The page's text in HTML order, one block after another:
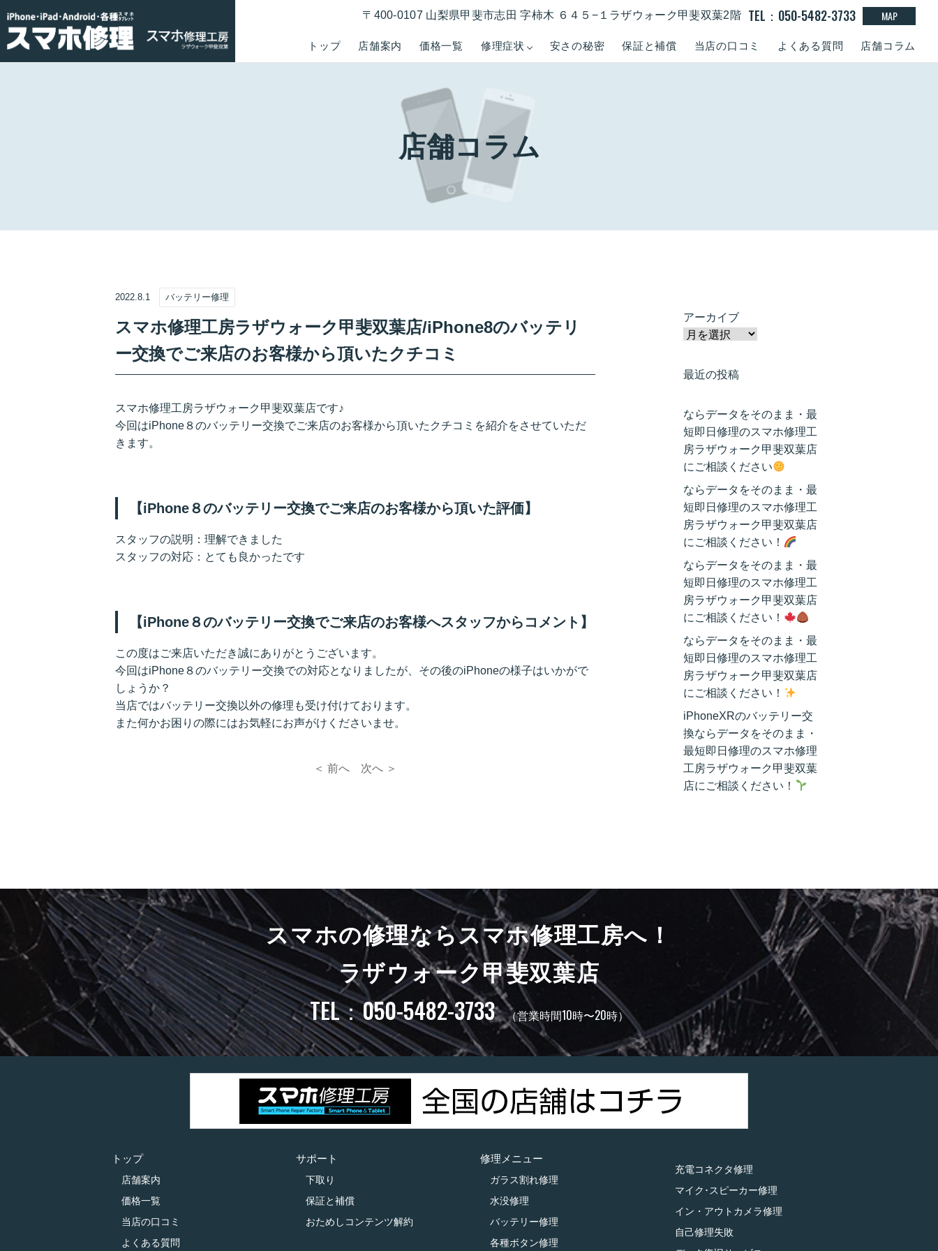
トップ 店舗案内 価格一覧 修理症状 安さの秘密 保証と補償 当店の口コミ よくある質問 店舗コラム
〒400-0107 山梨県甲斐市志田 字柿木 ６４５−１ラザウォーク甲斐双葉2階 TEL：050-5482-3733 MAP
店舗コラム
2022.8.1 バッテリー修理
スマホ修理工房ラザウォーク甲斐双葉店/iPhone8のバッテリ
ー交換でご来店のお客様から頂いたクチコミ
スマホ修理工房ラザウォーク甲斐双葉店です♪
今回はiPhone８のバッテリー交換でご来店のお客様から頂いたクチコミを紹介をさせていただ
きます。
【iPhone８のバッテリー交換でご来店のお客様から頂いた評価】
スタッフの説明：理解できました
スタッフの対応：とても良かったです
【iPhone８のバッテリー交換でご来店のお客様へスタッフからコメント】
この度はご来店いただき誠にありがとうございます。
今回はiPhone８のバッテリー交換での対応となりましたが、その後のiPhoneの様子はいかがで
しょうか？
当店ではバッテリー交換以外の修理も受け付けております。
また何かお困りの際にはお気軽にお声がけくださいませ。
＜ 前へ 次へ ＞
アーカイブ
最近の投稿
ならデータをそのまま・最
短即日修理のスマホ修理工
房ラザウォーク甲斐双葉店
にご相談ください
ならデータをそのまま・最
短即日修理のスマホ修理工
房ラザウォーク甲斐双葉店
にご相談ください！
ならデータをそのまま・最
短即日修理のスマホ修理工
房ラザウォーク甲斐双葉店
にご相談ください！
ならデータをそのまま・最
短即日修理のスマホ修理工
房ラザウォーク甲斐双葉店
にご相談ください！
iPhoneXRのバッテリー交
換ならデータをそのまま・
最短即日修理のスマホ修理
工房ラザウォーク甲斐双葉
店にご相談ください！
スマホの修理ならスマホ修理工房へ！
ラザウォーク甲斐双葉店
TEL：050-5482-3733 （営業時間10時〜20時）
トップ
店舗案内
価格一覧
当店の口コミ
よくある質問
サポート
下取り
保証と補償
おためしコンテンツ解約
修理メニュー
ガラス割れ修理
水没修理
バッテリー修理
各種ボタン修理
充電コネクタ修理
マイク･スピーカー修理
イン・アウトカメラ修理
自己修理失敗